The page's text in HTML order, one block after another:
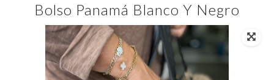
Bolso Panamá Blanco Y Negro